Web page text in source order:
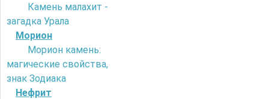
Камень малахит -
загадка Урала
Морион
Морион камень:
магические свойства,
знак Зодиака
Нефрит